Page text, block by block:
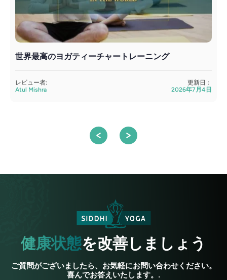
世界最高のヨガティーチャートレーニング
レビュー者:
Atul Mishra
更新日：
2026年7月4日
健康状態を改善しましょう
ご質問がございましたら、お気軽にお問い合わせください。
喜んでお答えいたします。.